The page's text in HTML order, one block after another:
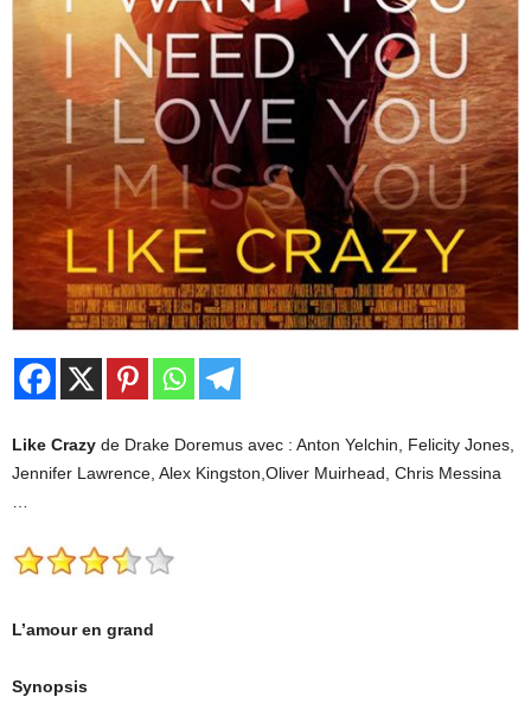
Like Crazy de Drake Doremus avec : Anton Yelchin, Felicity Jones,
Jennifer Lawrence, Alex Kingston,Oliver Muirhead, Chris Messina
L’amour en grand
Synopsis